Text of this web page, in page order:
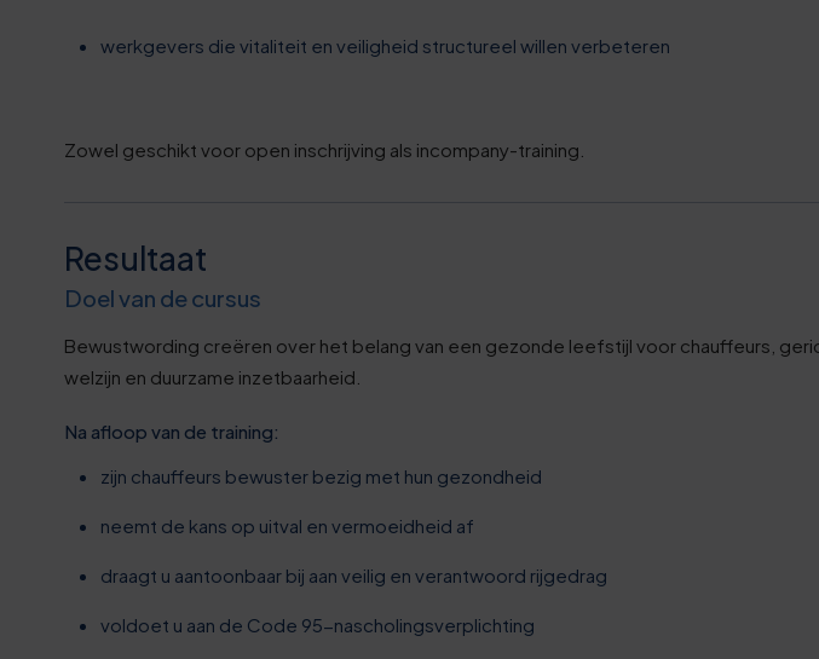
werkgevers die vitaliteit en veiligheid structureel willen verbeteren
Zowel geschikt voor open inschrijving als incompany-training.
Resultaat
Doel van de cursus
Bewustwording creëren over het belang van een gezonde leefstijl voor chauffeurs,
welzijn en duurzame inzetbaarheid.
Na afloop van de training:
zijn chauffeurs bewuster bezig met hun gezondheid
neemt de kans op uitval en vermoeidheid af
draagt u aantoonbaar bij aan veilig en verantwoord rijgedrag
voldoet u aan de Code 95-nascholingsverplichting
0
6
1
6
1